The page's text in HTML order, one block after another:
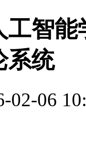
工智
系统
02-06